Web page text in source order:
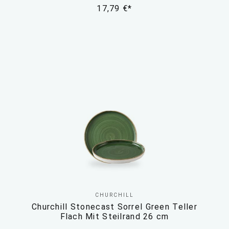
17,79 €*
CHURCHILL
Churchill Stonecast Sorrel Green Teller
Flach Mit Steilrand 26 cm